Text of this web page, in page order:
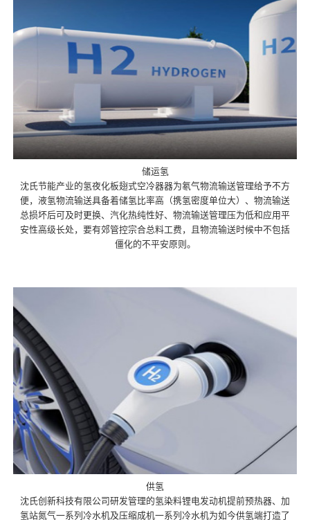
储运氢
沈氏节能产业的氢夜化板翅式空冷器器为氡气物流输送管理给予不方
便，液氢物流输送具备着储氢比率高（携氢密度单位大）、物流输送
总损坏后可及时更换、汽化热纯性好、物流输送管理压为低和应用平
安性高级长处，要有郊管控宗合总料工费，且物流输送时候中不包括
僵化的不平安原则。
供氢
沈氏创新科技有限公司研发管理的氢染料锂电发动机提前预热器、加
氢站氮气一系列冷水机及压缩成机一系列冷水机为如今供氢端打造了